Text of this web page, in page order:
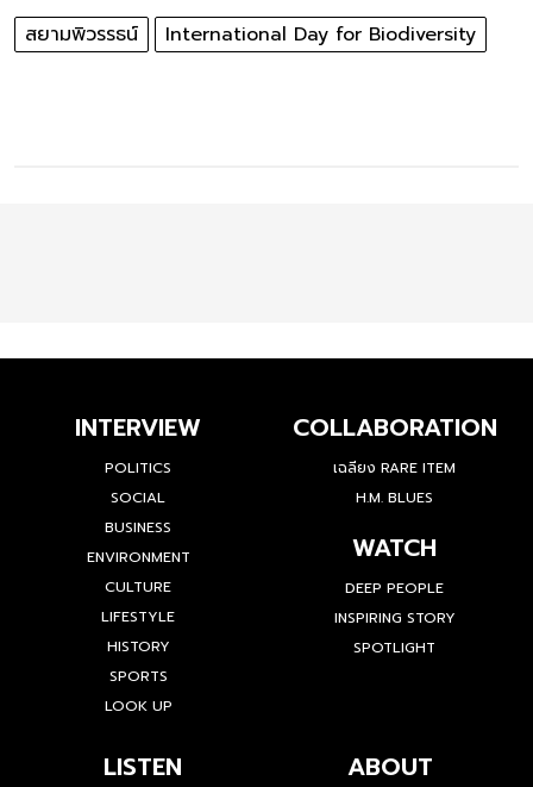
สยามพิวรรธน์ International Day for Biodiversity
INTERVIEW
POLITICS
SOCIAL
BUSINESS
ENVIRONMENT
CULTURE
LIFESTYLE
HISTORY
SPORTS
LOOK UP
COLLABORATION
เฉลียง RARE ITEM
H.M. BLUES
WATCH
DEEP PEOPLE
INSPIRING STORY
SPOTLIGHT
LISTEN ABOUT